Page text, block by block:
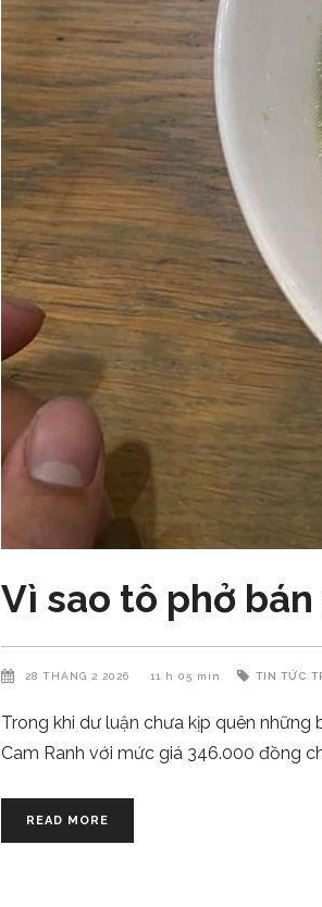
Vì sao tô phở
28 THÁNG 2 2026 11 h 05 min TIN TỨC
Trong khi dư luận chưa kịp quên
Cam Ranh với mức giá 346.000 đồng
READ MORE